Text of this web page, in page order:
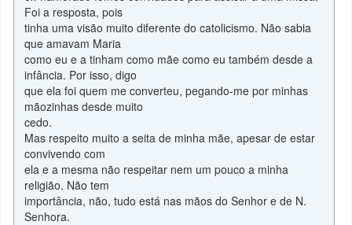
Foi a resposta, pois
tinha uma visão muito diferente do catolicismo. Não sabia
que amavam Maria
como eu e a tinham como mãe como eu também desde a
infância. Por isso, digo
que ela foi quem me converteu, pegando-me por minhas
mãozinhas desde muito
cedo.
Mas respeito muito a seita de minha mãe, apesar de estar
convivendo com
ela e a mesma não respeitar nem um pouco a minha
religião. Não tem
importância, não, tudo está nas mãos do Senhor e de N.
Senhora.